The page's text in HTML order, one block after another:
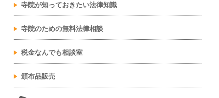
寺院が知っておきたい法律知識
寺院のための無料法律相談
税金なんでも相談室
頒布品販売